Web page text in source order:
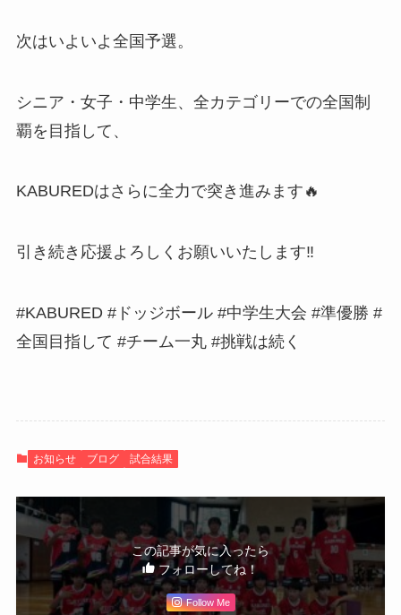
次はいよいよ全国予選。
シニア・女子・中学生、全カテゴリーでの全国制
覇を目指して、
KABUREDはさらに全力で突き進みます🔥
引き続き応援よろしくお願いいたします‼️
#KABURED #ドッジボール #中学生大会 #準優勝 #
全国目指して #チーム一丸 #挑戦は続く
お知らせ ブログ 試合結果
この記事が気に入ったら
フォローしてね！
Follow Me